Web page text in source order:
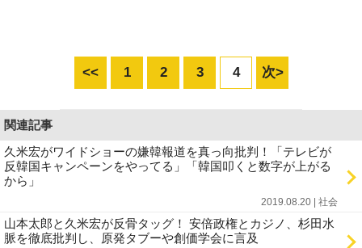
<< 1 2 3 4 次>
関連記事
久米宏がワイドショーの嫌韓報道を真っ向批判！「テレビが
反韓国キャンペーンをやってる」「韓国叩くと数字が上がる
から」
2019.08.20 | 社会
山本太郎と久米宏が反骨タッグ！ 安倍政権とカジノ、杉田水
脈を徹底批判し、原発タブーや創価学会に言及